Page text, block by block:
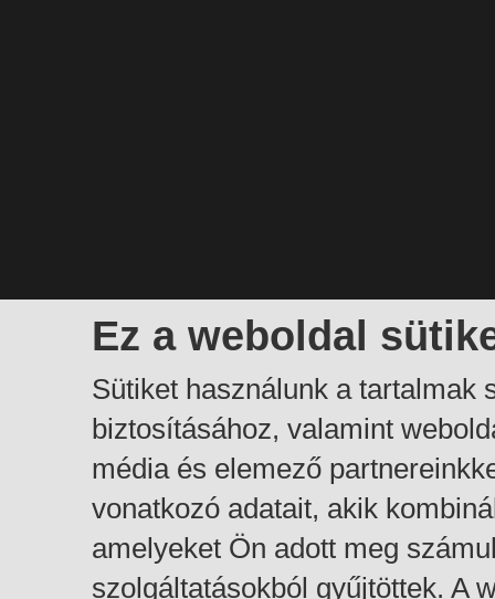
Ez a weboldal
Sütiket használunk a tartalmak
biztosításához, valamint
média és elemező
vonatkozó adatait, akik
amelyeket Ön adott meg
szolgáltatásokból gyűjtöttek. A